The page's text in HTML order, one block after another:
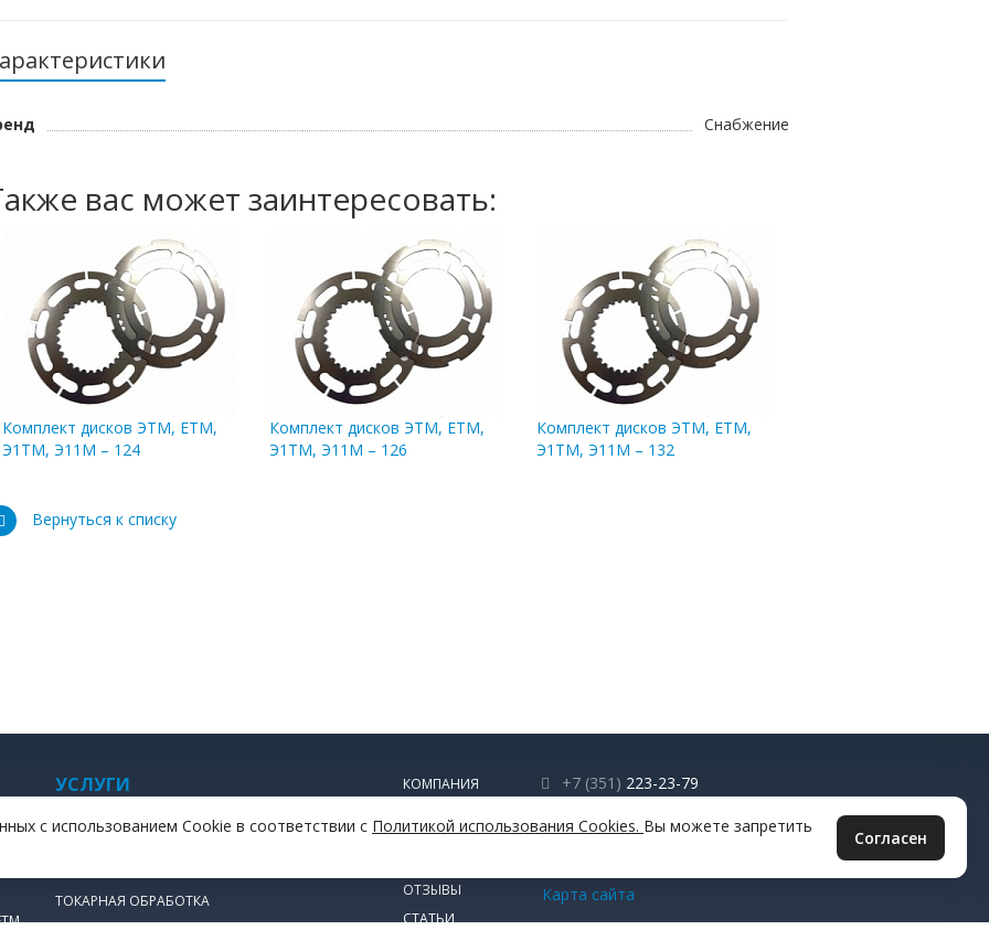
Снабжение
вас может заинтересовать:
Комплект дисков ЭТМ, ЕТМ,
Э1ТМ, Э11М – 124
Комплект дисков ЭТМ, ЕТМ,
Э1ТМ, Э11М – 126
Комплект дисков ЭТМ, ЕТМ,
Э1ТМ, Э11М – 132
Вернуться к списку
+7 (351) 223-23-79
info@muftachel.ru
Карта сайта
УСЛУГИ
ТОКАРНАЯ ОБРАБОТКА
КОМПАНИЯ
ОТЗЫВЫ
СТАТЬИ
с использованием Cookie в соответствии с Политикой использования Cookies. Вы можете запретить
Согласен